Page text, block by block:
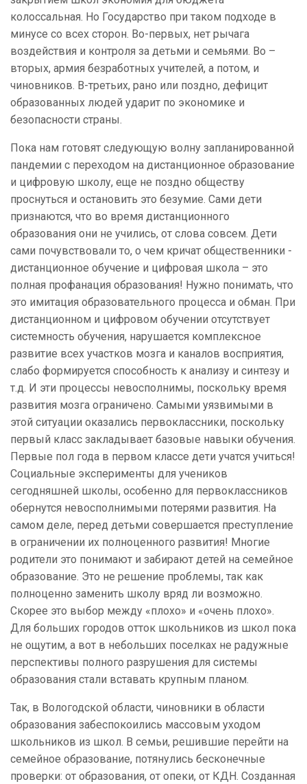
колоссальная. Но Государство при таком подходе в
минусе со всех сторон. Во-первых, нет рычага
воздействия и контроля за детьми и семьями. Во –
вторых, армия безработных учителей, а потом, и
чиновников. В-третьих, рано или поздно, дефицит
образованных людей ударит по экономике и
безопасности страны.
Пока нам готовят следующую волну запланированной
пандемии с переходом на дистанционное образование
и цифровую школу, еще не поздно обществу
проснуться и остановить это безумие. Сами дети
признаются, что во время дистанционного
образования они не учились, от слова совсем. Дети
сами почувствовали то, о чем кричат общественники -
дистанционное обучение и цифровая школа – это
полная профанация образования! Нужно понимать, что
это имитация образовательного процесса и обман. При
дистанционном и цифровом обучении отсутствует
системность обучения, нарушается комплексное
развитие всех участков мозга и каналов восприятия,
слабо формируется способность к анализу и синтезу и
т.д. И эти процессы невосполнимы, поскольку время
развития мозга ограничено. Самыми уязвимыми в
этой ситуации оказались первоклассники, поскольку
первый класс закладывает базовые навыки обучения.
Первые пол года в первом классе дети учатся учиться!
Социальные эксперименты для учеников
сегодняшней школы, особенно для первоклассников
обернутся невосполнимыми потерями развития. На
самом деле, перед детьми совершается преступление
в ограничении их полноценного развития! Многие
родители это понимают и забирают детей на семейное
образование. Это не решение проблемы, так как
полноценно заменить школу вряд ли возможно.
Скорее это выбор между «плохо» и «очень плохо».
Для больших городов отток школьников из школ пока
не ощутим, а вот в небольших поселках не радужные
перспективы полного разрушения для системы
образования стали вставать крупным планом.
Так, в Вологодской области, чиновники в области
образования забеспокоились массовым уходом
школьников из школ. В семьи, решившие перейти на
семейное образование, потянулись бесконечные
проверки: от образования, от опеки, от КДН. Созданная